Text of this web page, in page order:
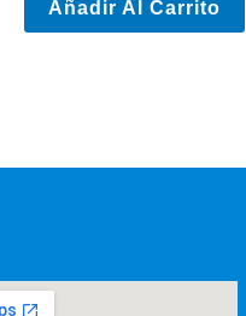
Añadir Al Carrito